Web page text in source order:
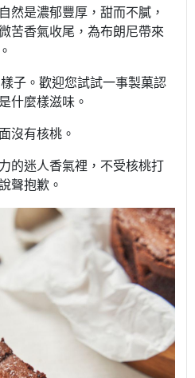
然是濃郁豐厚，甜而不膩，
苦香氣收尾，為布朗尼帶來
子。歡迎您試試一事製菓認
什麼樣滋味。
沒有核桃。
的迷人香氣裡，不受核桃打
聲抱歉。